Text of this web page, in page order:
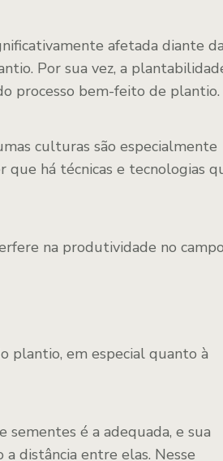
afetada diante da
Por sua vez, a
processo bem-feito de plantio.
culturas são especialmente
que há técnicas e tecnologias
na produtividade no
plantio, em especial quanto à
é a adequada, e sua
distância entre elas. Nesse